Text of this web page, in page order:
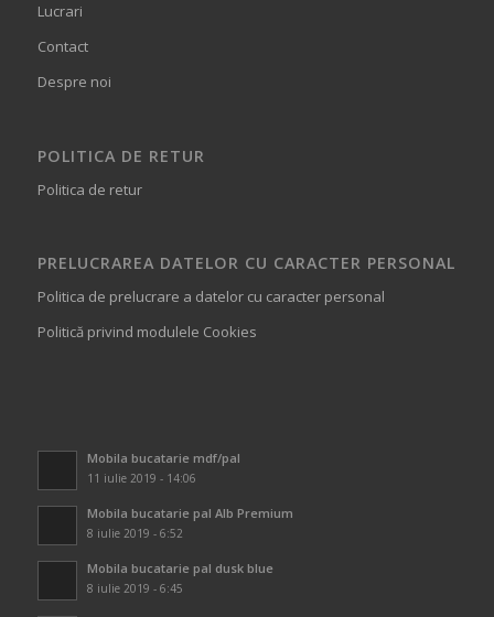
Lucrari
Contact
Despre noi
POLITICA DE RETUR
Politica de retur
PRELUCRAREA DATELOR CU CARACTER PERSONAL
Politica de prelucrare a datelor cu caracter personal
Politică privind modulele Cookies
Mobila bucatarie mdf/pal
11 iulie 2019 - 14:06
Mobila bucatarie pal Alb Premium
8 iulie 2019 - 6:52
Mobila bucatarie pal dusk blue
8 iulie 2019 - 6:45